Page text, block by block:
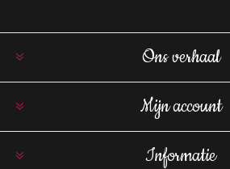
Ons verhaal
Mijn account
Informatie